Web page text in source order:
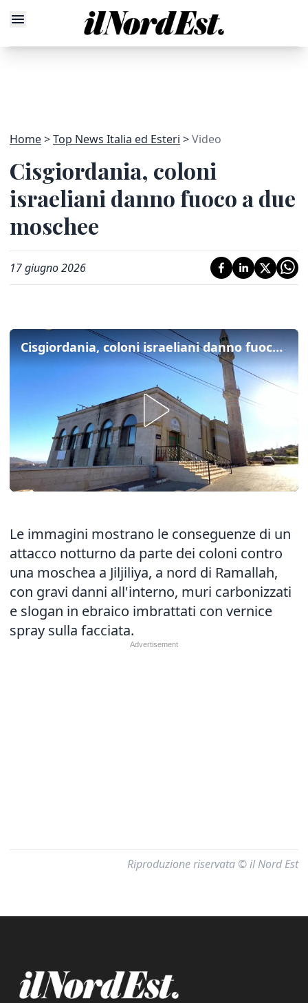
Home Top News Italia ed Esteri Video
Cisgiordania, coloni
israeliani danno fuoco a due
moschee
17 giugno 2026
Cisgiordania, coloni israeliani danno fuoco a due moschee
Le immagini mostrano le conseguenze di un
attacco notturno da parte dei coloni contro
una moschea a Jiljiliya, a nord di Ramallah,
con gravi danni all'interno, muri carbonizzati
e slogan in ebraico imbrattati con vernice
spray sulla facciata.
Riproduzione riservata © il Nord Est